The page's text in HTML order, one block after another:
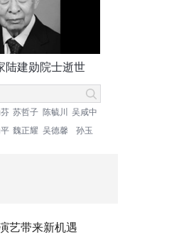
陆建勋院士逝世
苏哲子 陈毓川
吴咸中
魏正耀 吴德馨 孙玉
艺带来新机遇